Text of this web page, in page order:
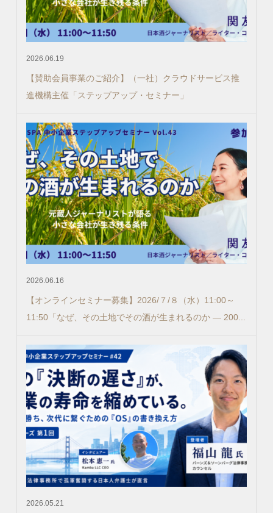
2026.06.19
【賛助会員事業のご紹介】（一社）クラウドサービス推
進機構主催「ステップアップ・セミナー」
2026.06.16
【オンラインセミナー募集】2026/７/８（水）11:00～
11:50「なぜ、その土地でその酒が生まれるのか ― 200...
2026.05.21